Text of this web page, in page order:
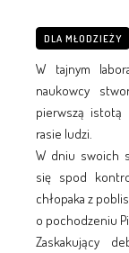
DLA MŁODZIEŻY
W tajnym
naukowcy
pierwszą istotą
rasie ludzi.
W dniu swoich
się spod
chłopaka z
o pochodzeniu
Zaskakujący